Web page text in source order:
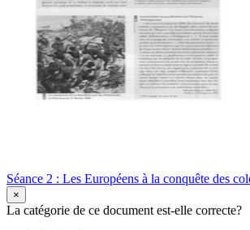
Séance 2 : Les Européens à la conquête des
×
La catégorie de ce document est-elle correcte?